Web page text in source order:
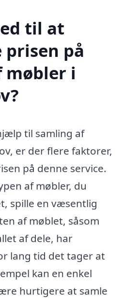
til at
prisen på
møbler i
til samling af
er der flere faktorer,
på denne service.
af møbler, du
spille en væsentlig
af møblet, såsom
af dele, har
lang tid det tager at
kan en enkel
hurtigere at samle